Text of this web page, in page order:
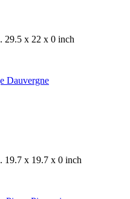
29.5 x 22 x 0 inch
19.7 x 19.7 x 0 inch